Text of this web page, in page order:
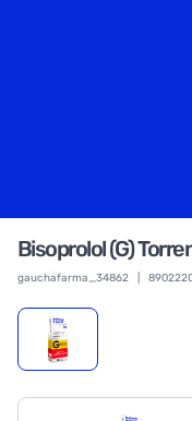
Bisoprolol (G)
gauchafarma_34862